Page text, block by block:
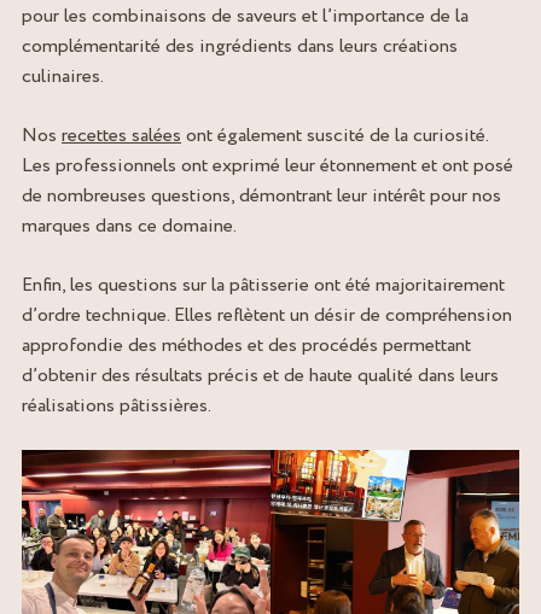
pour les combinaisons de saveurs et l’importance de la
complémentarité des ingrédients dans leurs créations
culinaires.
Nos recettes salées ont également suscité de la curiosité.
Les professionnels ont exprimé leur étonnement et ont posé
de nombreuses questions, démontrant leur intérêt pour nos
marques dans ce domaine.
Enfin, les questions sur la pâtisserie ont été majoritairement
d’ordre technique. Elles reflètent un désir de compréhension
approfondie des méthodes et des procédés permettant
d’obtenir des résultats précis et de haute qualité dans leurs
réalisations pâtissières.